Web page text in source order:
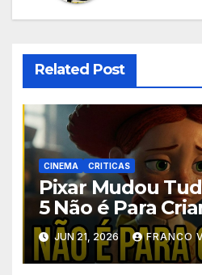
Related Post
CINEMA CRITICAS
Pixar Mudou
5 Não é Para
JUN 21, 2026 FRANCO